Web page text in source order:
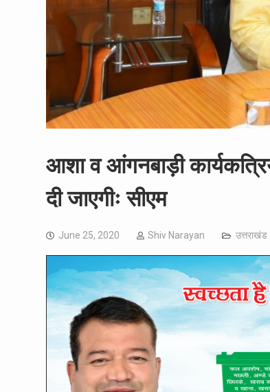
आशा व आंगनबाड़ी
दी जाएगीः सीएम
June 25, 2020 Shiv Narayan उत्तराखंड